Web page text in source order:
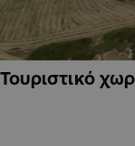
Τουριστικό